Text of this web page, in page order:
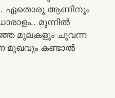
ഏതൊരു ആണിനും
മുന്നിൽ
മുലകളും ചുവന്ന
മുഖവും കണ്ടാൽ